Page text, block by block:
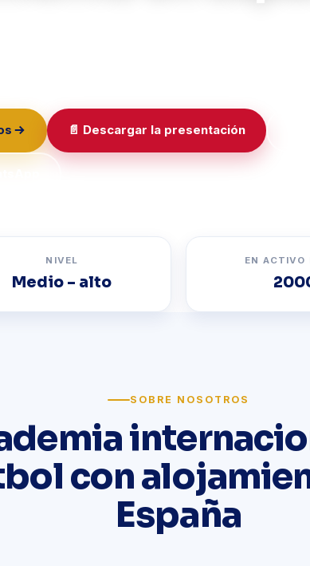
📄 Descargar la presentación
NIVEL
Medio – alto
EN ACTIVO
SOBRE NOSOTROS
con
España